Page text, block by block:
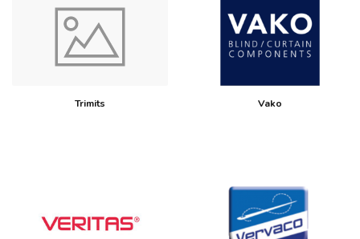
Trimits Vako